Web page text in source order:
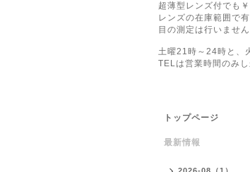
超薄型レンズ付でも
レンズの在庫範囲で
目の測定は行いませ
土曜21時～24時と、
TELは営業時間のみし
トップページ
最新情報